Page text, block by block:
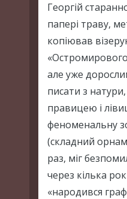
Георгій
папері траву,
копіював
але уже
писати з
правицею і
феноменальну
(складний
раз, міг
через кілька
«народився